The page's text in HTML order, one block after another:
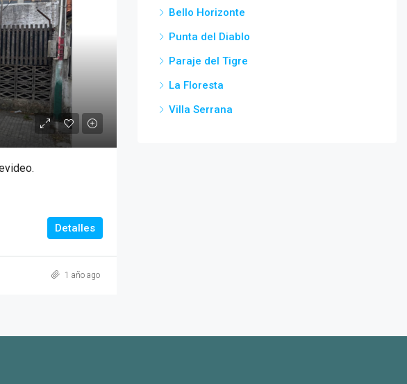
Detalles
1 año ago
Bello Horizonte
Punta del Diablo
Paraje del Tigre
La Floresta
Villa Serrana